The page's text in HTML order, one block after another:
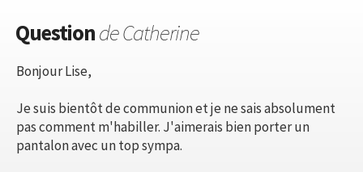
Questionde Catherine
Bonjour Lise,
Je suis bientôt de communion et je ne sais absolument
pas comment m'habiller. J'aimerais bien porter un
pantalon avec un top sympa.